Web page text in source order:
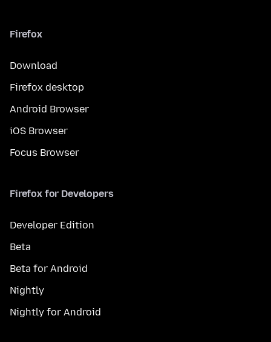
Firefox
Download
Firefox desktop
Android Browser
iOS Browser
Focus Browser
Firefox for Developers
Developer Edition
Beta
Beta for Android
Nightly
Nightly for Android